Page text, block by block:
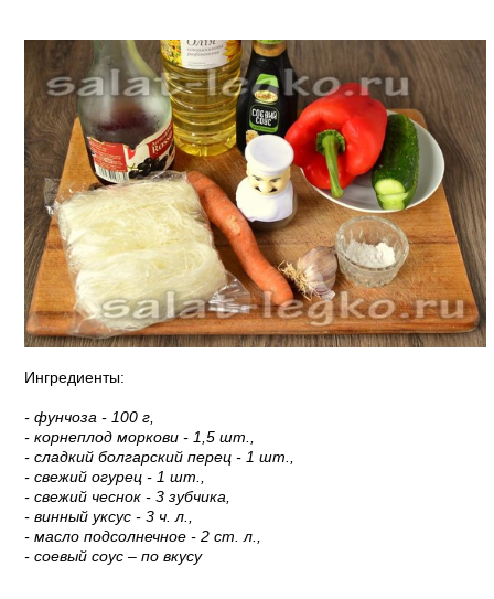
Ингредиенты:
- фунчоза - 100 г,
- корнеплод моркови - 1,5 шт.,
- сладкий болгарский перец - 1 шт.,
- свежий огурец - 1 шт.,
- свежий чеснок - 3 зубчика,
- винный уксус - 3 ч. л.,
- масло подсолнечное - 2 ст. л.,
- соевый соус – по вкусу